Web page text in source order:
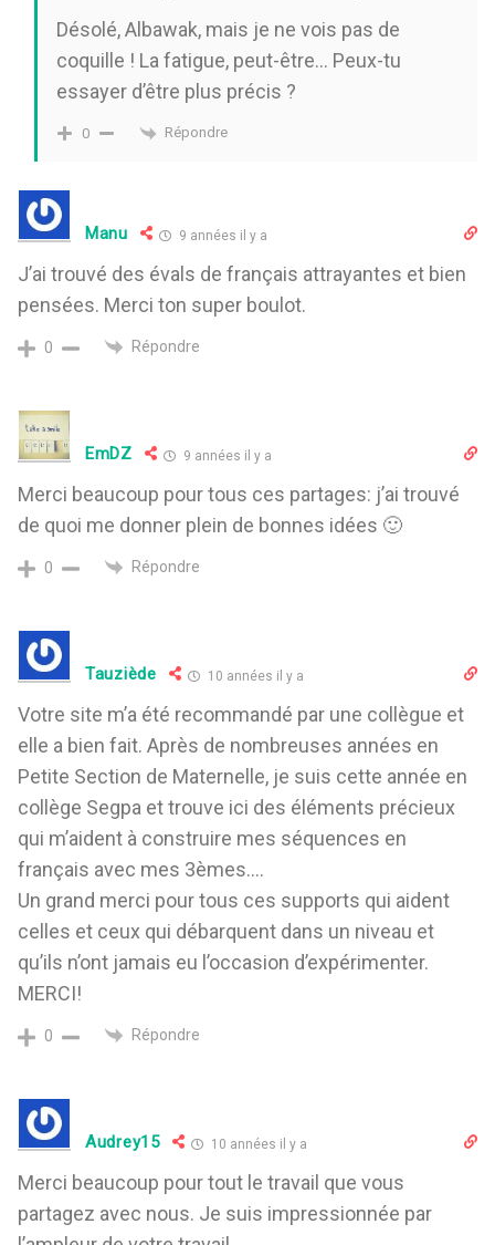
Désolé, Albawak, mais je ne vois pas de
coquille ! La fatigue, peut-être… Peux-tu
essayer d’être plus précis ?
0 Répondre
Manu 9 années il y a
J’ai trouvé des évals de français attrayantes et bien
pensées. Merci ton super boulot.
0 Répondre
EmDZ 9 années il y a
Merci beaucoup pour tous ces partages: j’ai trouvé
de quoi me donner plein de bonnes idées 🙂
0 Répondre
Tauziède 10 années il y a
Votre site m’a été recommandé par une collègue et
elle a bien fait. Après de nombreuses années en
Petite Section de Maternelle, je suis cette année en
collège Segpa et trouve ici des éléments précieux
qui m’aident à construire mes séquences en
français avec mes 3èmes….
Un grand merci pour tous ces supports qui aident
celles et ceux qui débarquent dans un niveau et
qu’ils n’ont jamais eu l’occasion d’expérimenter.
MERCI!
0 Répondre
Audrey15 10 années il y a
Merci beaucoup pour tout le travail que vous
partagez avec nous. Je suis impressionnée par